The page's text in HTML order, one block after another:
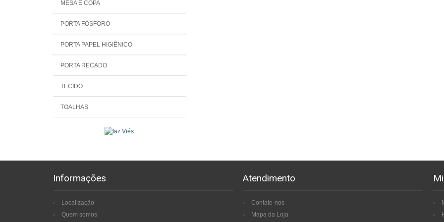
MESA E COPA
PORTA FÓSFORO
PORTA PAPEL HIGIÊNICO
PORTA RECADO
TECIDO
TOALHAS
Informações
Localização
Quem somos
Atendimento
Contate-nos
Mapa da Loja